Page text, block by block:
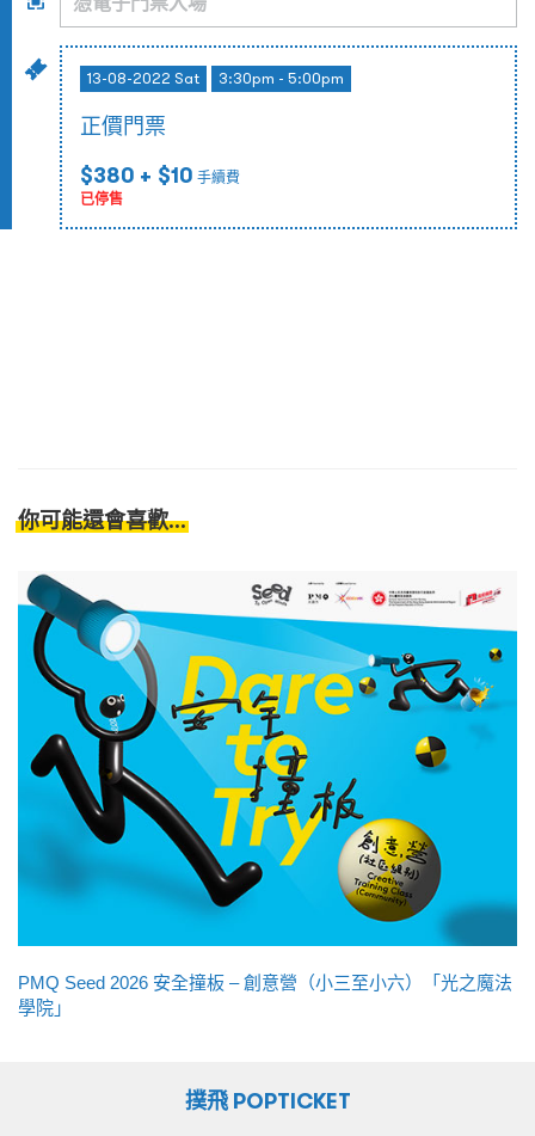
13-08-2022 Sat 3:30pm - 5:00pm
正價門票
$380 + $10 手續費
已停售
你可能還會喜歡...
PMQ Seed 2026 安全撞板 – 創意營（小三至小六）「光之魔法
學院」
撲飛 POPTICKET